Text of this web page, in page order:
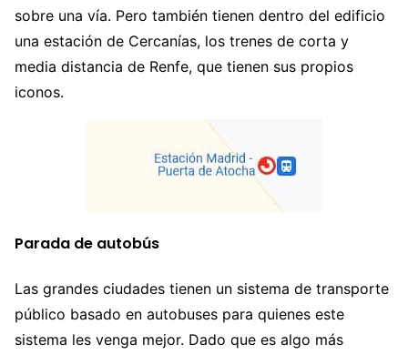
sobre una vía. Pero también tienen dentro del edificio
una estación de Cercanías, los trenes de corta y
media distancia de Renfe, que tienen sus propios
iconos.
Parada de autobús
Las grandes ciudades tienen un sistema de transporte
público basado en autobuses para quienes este
sistema les venga mejor. Dado que es algo más